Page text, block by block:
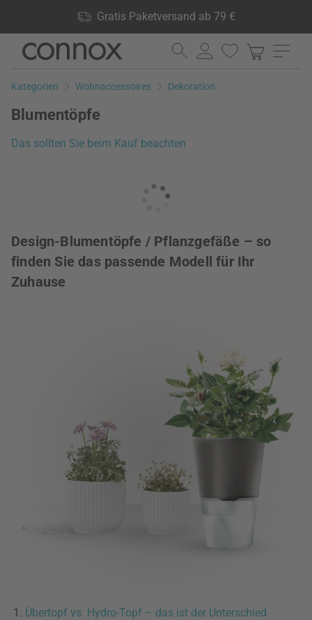
Gratis Paketversand ab 79 €
lagernd, 60 Tage Rückgaberecht
Direkt
Seiteninhalt
Direkt
Suchfeld
Kategorien Wohnaccessoires Dekoration
Blumentöpfe
Das sollten Sie beim Kauf beachten
Design-Blumentöpfe / Pflanzgefäße – so
finden Sie das passende Modell für Ihr
Zuhause
Übertopf vs. Hydro-Topf – das ist der Unterschied